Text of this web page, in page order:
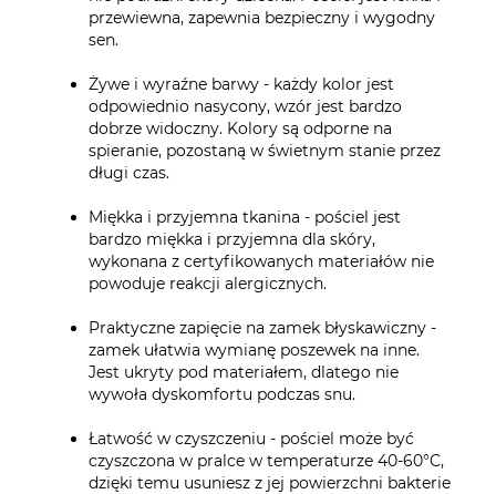
przewiewna, zapewnia bezpieczny i wygodny
sen.
Żywe i wyraźne barwy - każdy kolor jest
odpowiednio nasycony, wzór jest bardzo
dobrze widoczny. Kolory są odporne na
spieranie, pozostaną w świetnym stanie przez
długi czas.
Miękka i przyjemna tkanina - pościel jest
bardzo miękka i przyjemna dla skóry,
wykonana z certyfikowanych materiałów nie
powoduje reakcji alergicznych.
Praktyczne zapięcie na zamek błyskawiczny -
zamek ułatwia wymianę poszewek na inne.
Jest ukryty pod materiałem, dlatego nie
wywoła dyskomfortu podczas snu.
Łatwość w czyszczeniu - pościel może być
czyszczona w pralce w temperaturze 40-60°C,
dzięki temu usuniesz z jej powierzchni bakterie